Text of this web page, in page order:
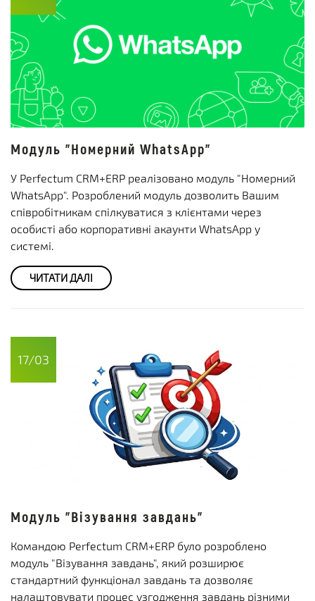
Модуль "Номерний WhatsApp"
У Perfectum CRM+ERP реалізовано модуль "Номерний
WhatsApp". Розроблений модуль дозволить Вашим
співробітникам спілкуватися з клієнтами через
особисті або корпоративні акаунти WhatsApp у
системі.
ЧИТАТИ ДАЛІ
17/03
Модуль "Візування завдань"
Командою Perfectum CRM+ERP було розроблено
модуль "Візування завдань", який розширює
стандартний функціонал завдань та дозволяє
налаштовувати процес узгодження завдань різними